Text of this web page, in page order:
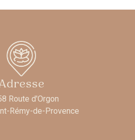
Route d'Orgon
Rémy-de-Provence